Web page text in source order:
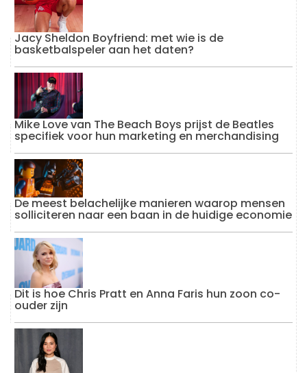
Jacy Sheldon Boyfriend: met wie is de
basketbalspeler aan het daten?
Mike Love van The Beach Boys prijst de Beatles
specifiek voor hun marketing en merchandising
De meest belachelijke manieren waarop mensen
solliciteren naar een baan in de huidige economie
Dit is hoe Chris Pratt en Anna Faris hun zoon co-
ouder zijn